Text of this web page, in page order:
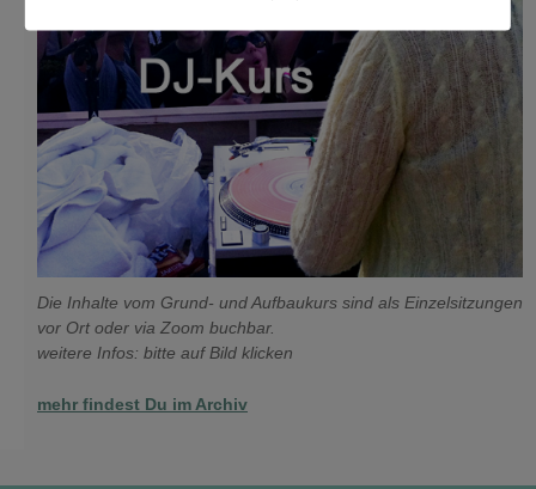
Die Inhalte vom Grund- und Aufbaukurs sind als Einzelsitzungen
vor Ort oder via Zoom buchbar.
weitere Infos: bitte auf Bild klicken
mehr findest Du im Archiv